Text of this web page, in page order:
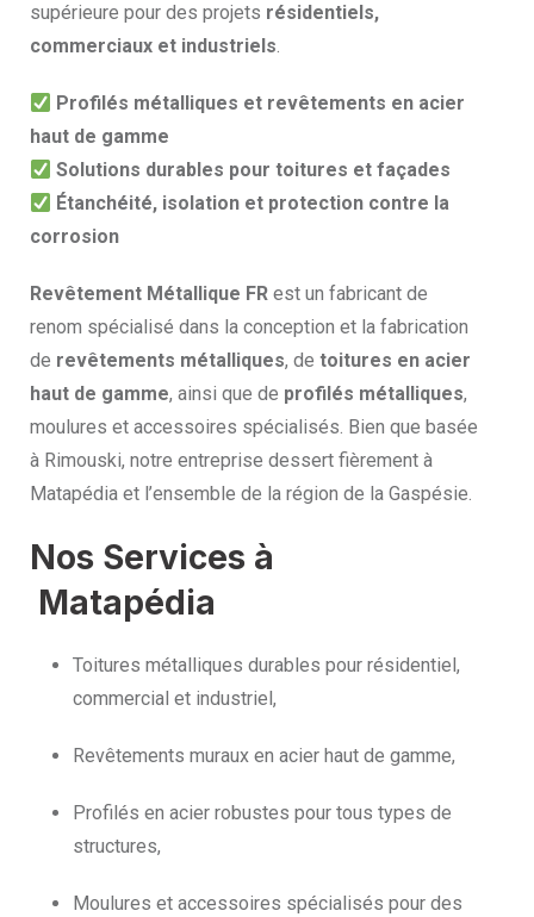
supérieure pour des projets résidentiels,
commerciaux et industriels.
Profilés métalliques et revêtements en acier
haut de gamme
Solutions durables pour toitures et façades
Étanchéité, isolation et protection contre la
corrosion
Revêtement Métallique FR est un fabricant de
renom spécialisé dans la conception et la fabrication
de revêtements métalliques, de toitures en acier
haut de gamme, ainsi que de profilés métalliques,
moulures et accessoires spécialisés. Bien que basée
à Rimouski, notre entreprise dessert fièrement à
Matapédia et l’ensemble de la région de la Gaspésie.
Nos Services à
Matapédia
Toitures métalliques durables pour résidentiel,
commercial et industriel,
Revêtements muraux en acier haut de gamme,
Profilés en acier robustes pour tous types de
structures,
Moulures et accessoires spécialisés pour des